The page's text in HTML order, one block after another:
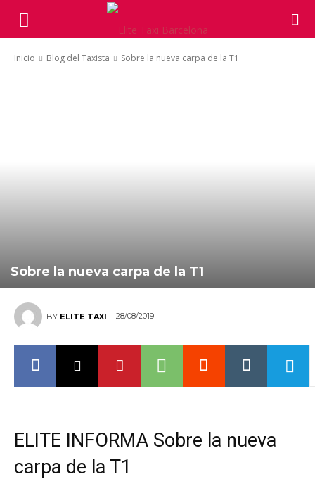
Inicio Blog del Taxista Sobre la nueva carpa de la T1
Sobre la nueva carpa de la T1
BY ELITE TAXI 28/08/2019
ELITE INFORMA Sobre la nueva
carpa de la T1